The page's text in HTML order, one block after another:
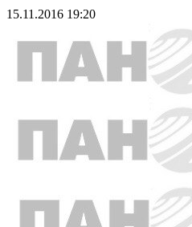
15.11.2016 19:20